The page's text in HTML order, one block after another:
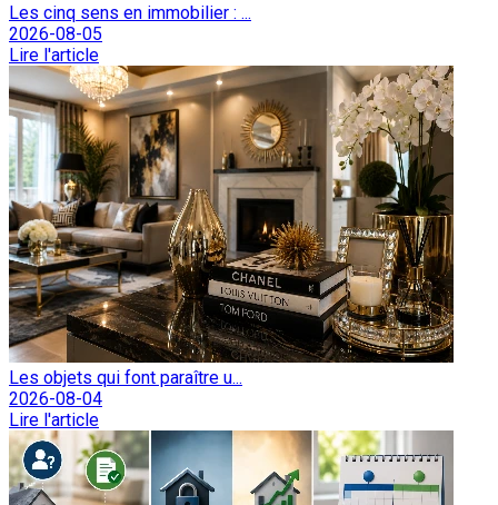
Les cinq sens en immobilier : ...
2026-08-05
Lire l'article
Les objets qui font paraître u...
2026-08-04
Lire l'article